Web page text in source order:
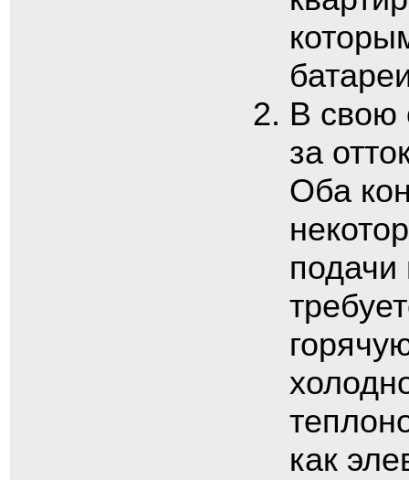
В свою
за
Оба
как